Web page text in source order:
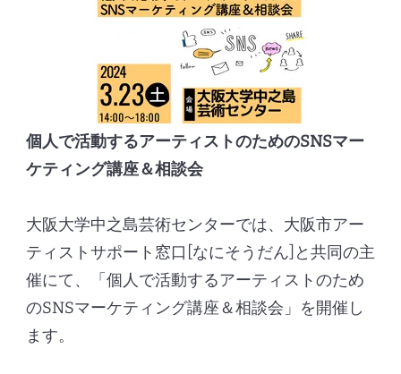
個人で活動するアーティストのためのSNSマー
ケティング講座＆相談会
大阪大学中之島芸術センターでは、大阪市アー
ティストサポート窓口[なにそうだん]と共同の主
催にて、「個人で活動するアーティストのため
のSNSマーケティング講座＆相談会」を開催し
ます。